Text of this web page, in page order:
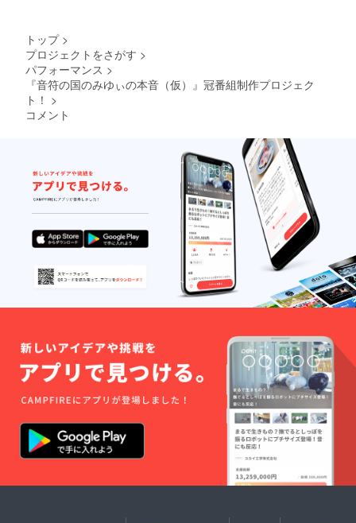
トップ >
プロジェクトをさがす >
パフォーマンス >
『音符の国のみゆぃの本音（仮）』冠番組制作プロジェク
ト！ >
コメント